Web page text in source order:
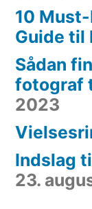
10
Guide til
Sådan
fotograf
2023
Indslag
23.